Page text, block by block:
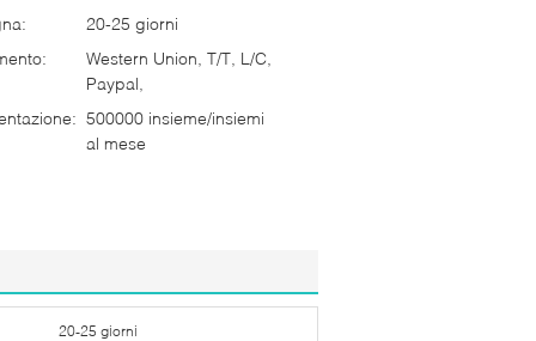
20-25 giorni
Western Union, T/T, L/C,
Paypal,
500000 insieme/insiemi
al mese
20-25 giorni